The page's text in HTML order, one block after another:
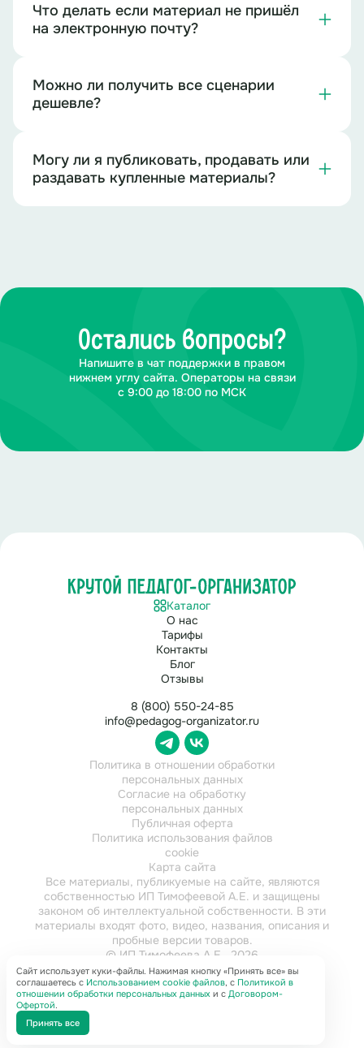
Что делать если материал не пришёл
на электронную почту?
Можно ли получить все сценарии
дешевле?
Могу ли я публиковать, продавать или
раздавать купленные материалы?
Остались вопросы?
Напишите в чат поддержки в правом
нижнем углу сайта. Операторы на связи
с 9:00 до 18:00 по МСК
Каталог
О нас
Тарифы
Контакты
Блог
Отзывы
8 (800) 550-24-85
info@pedagog-organizator.ru
Политика в отношении обработки
персональных данных
Согласие на обработку
персональных данных
Публичная оферта
Политика использования файлов
cookie
Карта сайта
Все материалы, публикуемые на сайте, являются
собственностью ИП Тимофеевой А.Е. и защищены
законом об интеллектуальной собственности. В эти
материалы входят фото, видео, названия, описания и
пробные версии товаров.
© ИП Тимофеева А.Е., 2026
ИНН 784202616921
Сайт использует куки-файлы. Нажимая кнопку «Принять все» вы
соглашаетесь с Использованием cookie файлов, с Политикой в
отношении обработки персональных данных и с Договором-
Офертой.
Принять все